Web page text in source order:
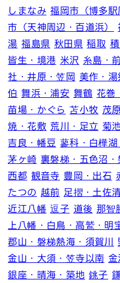
しまなみ 福岡市（博多駅
市（天神周辺・百道浜）
湯 福島県 秋田県 稲取
皆生・境港 米沢 糸島・
社・井原・笠岡 美作・湯
伯 舞浜・浦安 舞鶴 花巻
苗場・かぐら 苫小牧 茂原
焼・花敷 荒川・足立 菊
吉良・幡豆 蓼科・白樺湖
茅ヶ崎 裏磐梯・五色沼・
西都 観音寺 豊岡・出石
たつの 越前 足摺・土佐
近江八幡 逗子 道後 那智
上八幡・白鳥・高鷲・明
郡山・磐梯熱海・須賀川
金山・大須・笠寺以南 金
銀座・晴海・築地 銚子